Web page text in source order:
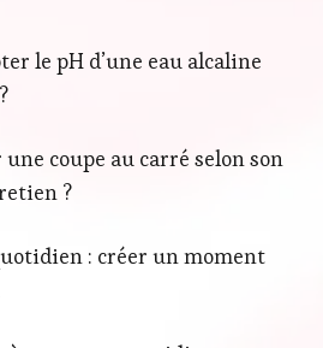
le pH d’une eau alcaline
coupe au carré selon son
?
: créer un moment